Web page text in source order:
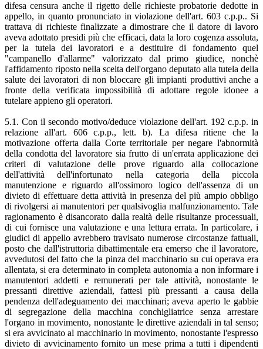
difesa censura anche il rigetto delle richieste probatorie dedotte in
appello, in quanto pronunciato in violazione dell'art. 603 c.p.p.. Si
trattava di richieste finalizzate a dimostrare che il datore di lavoro
aveva adottato presidi più che efficaci, data la loro cogenza assoluta,
per la tutela dei lavoratori e a destituire di fondamento quel
"campanello d'allarme" valorizzato dal primo giudice, nonchè
l'affidamento riposto nella scelta dell'organo deputato alla tutela della
salute dei lavoratori di non bloccare gli impianti produttivi anche a
fronte della verificata impossibilità di adottare regole idonee a
tutelare appieno gli operatori.
5.1. Con il secondo motivo/deduce violazione dell'art. 192 c.p.p. in
relazione all'art. 606 c.p.p., lett. b). La difesa ritiene che la
motivazione offerta dalla Corte territoriale per negare l'abnormità
della condotta del lavoratore sia frutto di un'errata applicazione dei
criteri di valutazione delle prove riguardo alla collocazione
dell'attività dell'infortunato nella categoria della piccola
manutenzione e riguardo all'ossimoro logico dell'assenza di un
divieto di effettuare detta attività in presenza del più ampio obbligo
di rivolgersi ai manutentori per qualsivoglia malfunzionamento. Tale
ragionamento è disancorato dalla realtà delle risultanze processuali,
di cui fornisce una valutazione e una lettura errata. In particolare, i
giudici di appello avrebbero travisato numerose circostanze fattuali,
posto che dall'istruttoria dibattimentale era emerso che il lavoratore,
avvedutosi del fatto che la pinza del macchinario su cui operava era
allentata, si era determinato in completa autonomia a non informare i
manutentori addetti e remunerati per tale attività, nonostante le
pressanti direttive aziendali, fattesi più pressanti a causa della
pendenza dell'adeguamento dei macchinari; aveva aperto le gabbie
di segregazione della macchina conchigliatrice senza arrestare
l'organo in movimento, nonostante le direttive aziendali in tal senso;
si era avvicinato al macchinario in movimento, nonostante l'espresso
divieto di avvicinamento fornito un mese prima a tutti i dipendenti